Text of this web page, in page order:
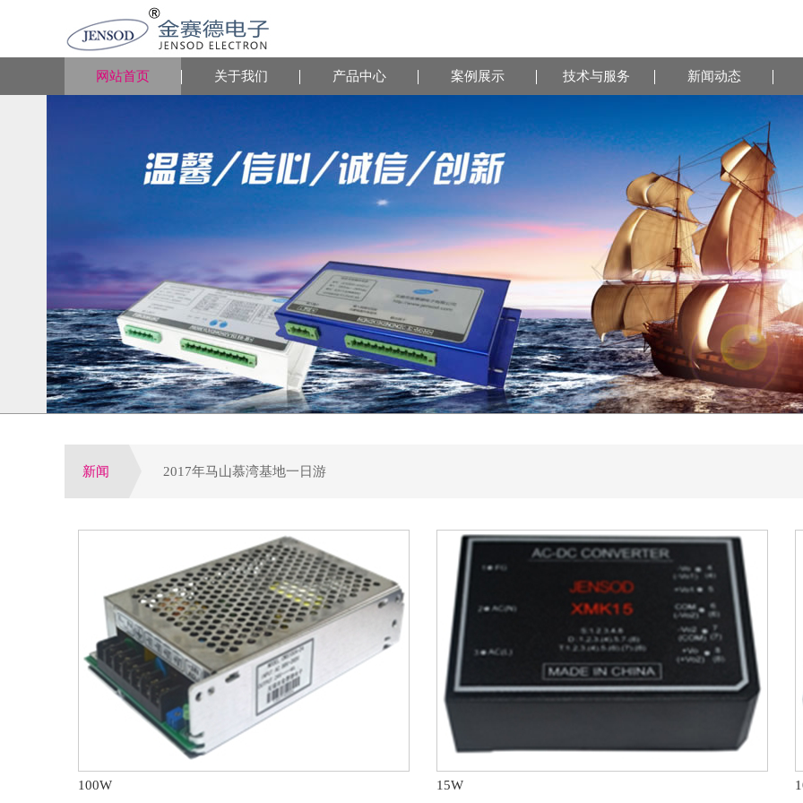
网站首页 关于我们 产品中心 案例展示 技术与服务 新闻动态
新闻 2017年马山慕湾基地一日游
公司荣获电气行业优选潜力品牌，配电领域十大优选配套供应商
参加第四届电力行业变配电及电能质量专业技术交流会
第八届配电自动化技术应用论坛于大连圆满落下帷幕
100W 15W